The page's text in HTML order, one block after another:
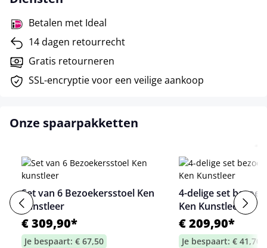
Betalen met Ideal
14 dagen retourrecht
Gratis retourneren
SSL-encryptie voor een veilige aankoop
Onze spaarpakketten
Set van 6 Bezoekersstoel Ken
kunstleer
€ 309,90*
Je bespaart: € 67,50
4-delige set
Ken Kunstleer
€ 209,90*
Je bespaart: € 41,70